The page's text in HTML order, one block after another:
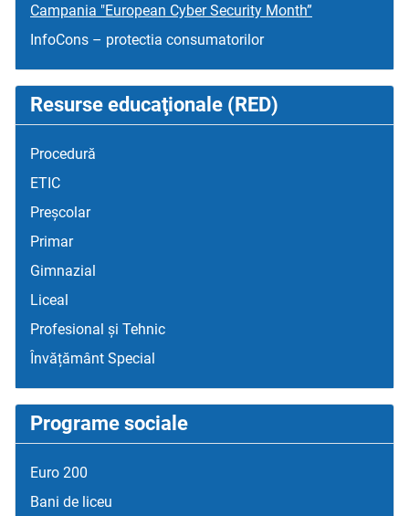
Campania "European Cyber Security Month”
InfoCons – protectia consumatorilor
Resurse educaţionale (RED)
Procedură
ETIC
Preșcolar
Primar
Gimnazial
Liceal
Profesional și Tehnic
Învățământ Special
Programe sociale
Euro 200
Bani de liceu